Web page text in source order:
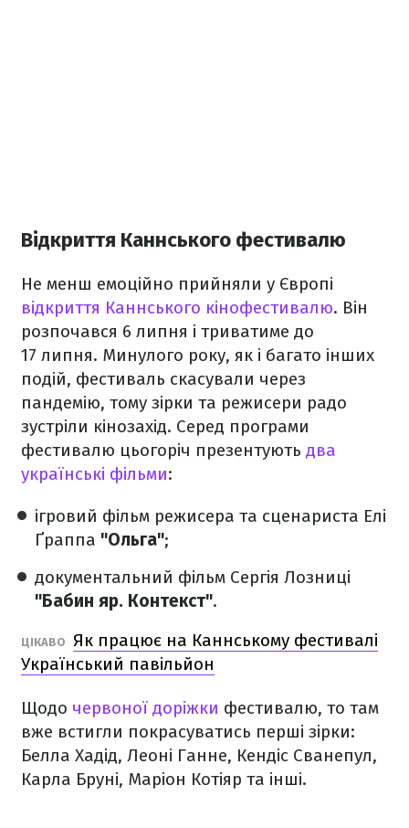
Відкриття Каннського фестивалю
Не менш емоційно прийняли у Європі
відкриття Каннського кінофестивалю. Він
розпочався 6 липня і триватиме до
17 липня. Минулого року, як і багато інших
подій, фестиваль скасували через
пандемію, тому зірки та режисери радо
зустріли кінозахід. Серед програми
фестивалю цьогоріч презентують два
українські фільми:
ігровий фільм режисера та сценариста Елі
Ґраппа "Ольга";
документальний фільм Сергія Лозниці
"Бабин яр. Контекст".
ЦІКАВО Як працює на Каннському фестивалі
Український павільйон
Щодо червоної доріжки фестивалю, то там
вже встигли покрасуватись перші зірки:
Белла Хадід, Леоні Ганне, Кендіс Сванепул,
Карла Бруні, Маріон Котіяр та інші.